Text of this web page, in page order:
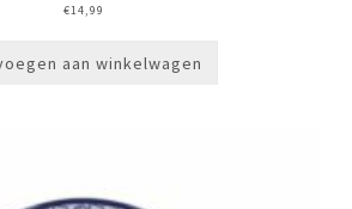
€14,99
aan winkelwagen